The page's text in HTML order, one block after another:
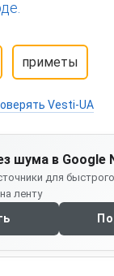
приметы
Vesti-UA
шума в Google
для
ленту